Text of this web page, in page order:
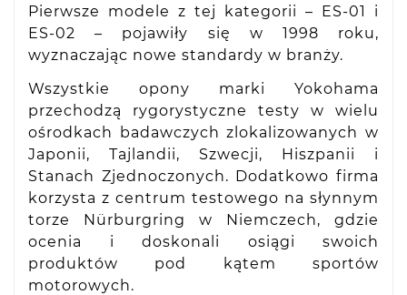
Pierwsze modele z tej kategorii – ES-01 i
ES-02 – pojawiły się w 1998 roku,
wyznaczając nowe standardy w branży.
Wszystkie opony marki Yokohama
przechodzą rygorystyczne testy w wielu
ośrodkach badawczych zlokalizowanych w
Japonii, Tajlandii, Szwecji, Hiszpanii i
Stanach Zjednoczonych. Dodatkowo firma
korzysta z centrum testowego na słynnym
torze Nürburgring w Niemczech, gdzie
ocenia i doskonali osiągi swoich
produktów pod kątem sportów
motorowych.